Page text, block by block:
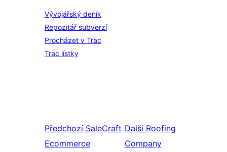
Vývojářský deník
Repozitář subverzí
Procházet v Trac
Trac lístky
Předchozí SaleCraft
Ecommerce
Další Roofing
Company